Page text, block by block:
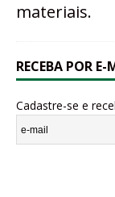
materiais.
RECEBA POR E-
Cadastre-se e